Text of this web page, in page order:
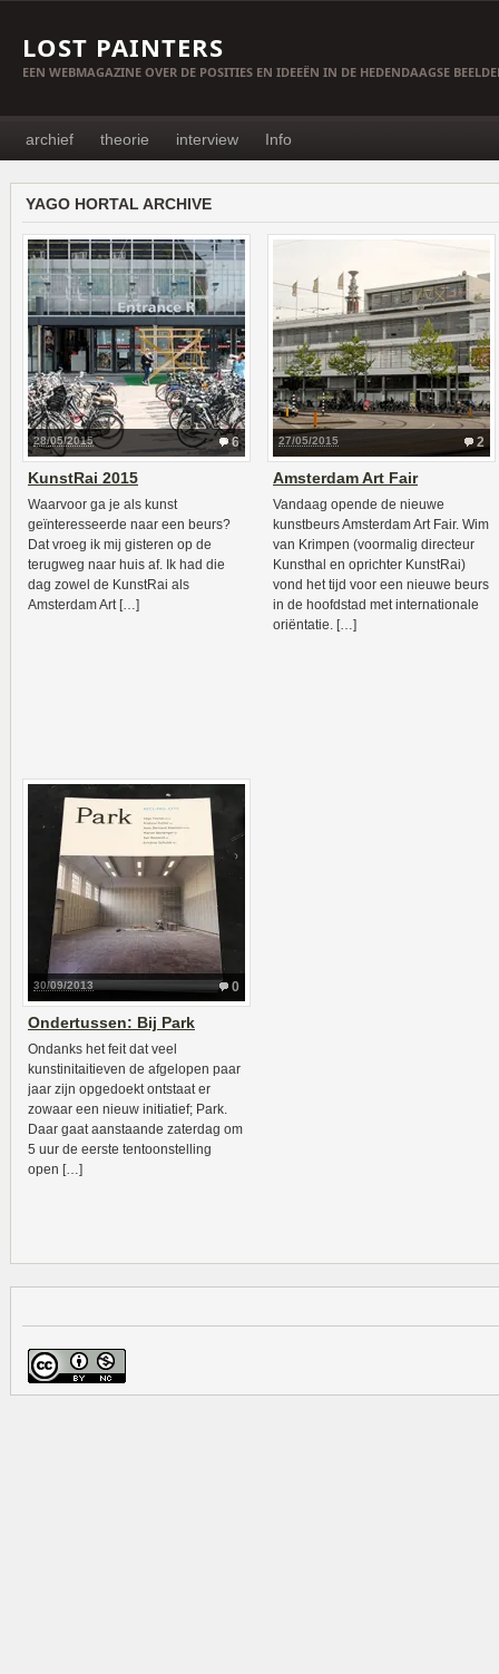
LOST PAINTERS
EEN WEBMAGAZINE OVER DE POSITIES EN IDEEËN IN DE HEDENDAAGSE
archief theorie interview Info
YAGO HORTAL ARCHIVE
6
28/05/2015
KunstRai 2015
Waarvoor ga je als kunst
geïnteresseerde naar een beurs?
Dat vroeg ik mij gisteren op de
terugweg naar huis af. Ik had die
dag zowel de KunstRai als
Amsterdam Art […]
2
27/05/2015
Amsterdam Art Fair
Vandaag opende de nieuwe
kunstbeurs Amsterdam Art Fair. Wim
van Krimpen (voormalig directeur
Kunsthal en oprichter KunstRai)
vond het tijd voor een nieuwe beurs
in de hoofdstad met internationale
oriëntatie. […]
0
30/09/2013
Ondertussen: Bij Park
Ondanks het feit dat veel
kunstinitaitieven de afgelopen paar
jaar zijn opgedoekt ontstaat er
zowaar een nieuw initiatief; Park.
Daar gaat aanstaande zaterdag om
5 uur de eerste tentoonstelling
open […]